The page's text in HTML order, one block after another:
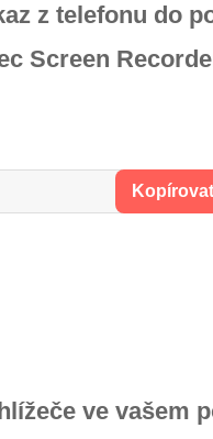
z telefonu do
Screen
Kopírovat
ve vašem